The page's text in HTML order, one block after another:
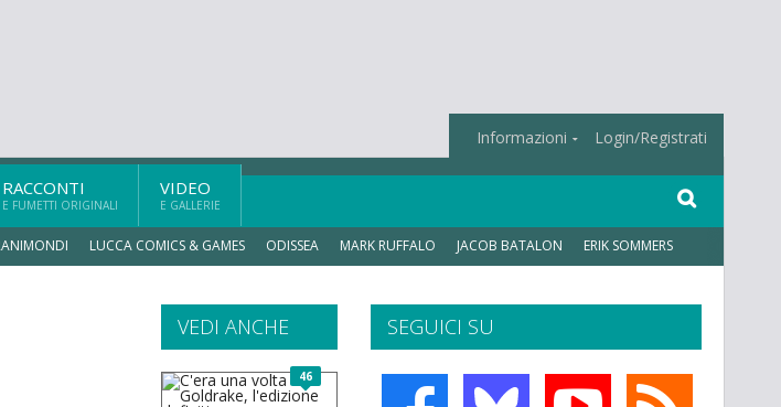
Informazioni Login/Registrati
RACCONTI
E FUMETTI ORIGINALI
VIDEO
E GALLERIE
LUCCA COMICS & GAMES ODISSEA MARK RUFFALO JACOB BATALON ERIK SOMMERS
SEGUICI SU
VEDI ANCHE
46